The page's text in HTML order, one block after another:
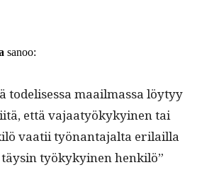
sanoo:
todelises­sa maail­mas­sa löy­tyy
että vajaatyökykyi­nen tai
vaatii työ­nan­ta­jal­ta eri­lail­la
työkykyi­nen henkilö”